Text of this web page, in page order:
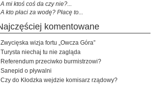
A mi ktoś coś da czy nie?...
A kto płaci za wodę? Płacę to...
najczęściej komentowane
Zwycięska wizja fortu „Owcza Góra”
Turysta niechaj tu nie zagląda
Referendum przeciwko burmistrzowi?
Sanepid o pływalni
Czy do Kłodzka wejdzie komisarz rządowy?